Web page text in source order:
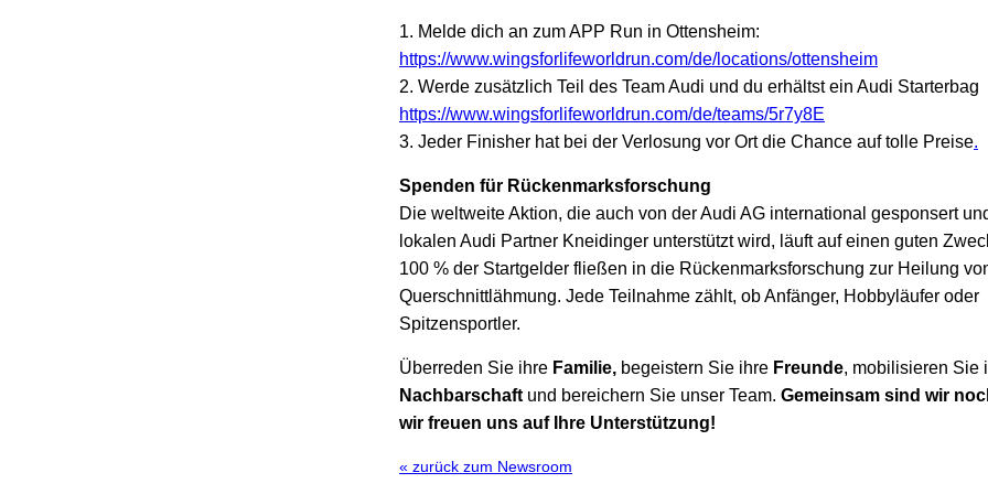
1. Melde dich an zum APP Run in Ottensheim:
https://www.wingsforlifeworldrun.com/de/locations/ottensheim
2. Werde zusätzlich Teil des Team Audi und du erhältst ein Audi Starterbag
https://www.wingsforlifeworldrun.com/de/teams/5r7y8E
3. Jeder Finisher hat bei der Verlosung vor Ort die Chance auf tolle Preise.
Spenden für Rückenmarksforschung
Die weltweite Aktion, die auch von der Audi AG international gesponsert
lokalen Audi Partner Kneidinger unterstützt wird, läuft auf einen guten
100 % der Startgelder fließen in die Rückenmarksforschung zur Heilung
Querschnittlähmung. Jede Teilnahme zählt, ob Anfänger, Hobbyläufer oder
Spitzensportler.
Überreden Sie ihre Familie, begeistern Sie ihre Freunde, mobilisieren Sie
Nachbarschaft und bereichern Sie unser Team. Gemeinsam sind wir
wir freuen uns auf Ihre Unterstützung!
« zurück zum Newsroom